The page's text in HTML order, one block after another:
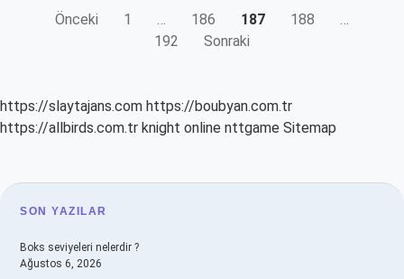
YAZI
Önceki 1 … 186 187 188
…
192
Sonraki
https://slaytajans.com https://boubyan.com.tr
https://allbirds.com.tr knight online nttgame Sitemap
SIDEBAR
SON YAZILAR
Boks seviyeleri nelerdir ?
Ağustos 6, 2026